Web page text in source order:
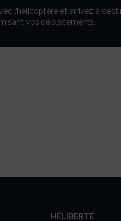
l’hélicoptère et arrivez à
vos déplacements.
HÉLIBERTÉ